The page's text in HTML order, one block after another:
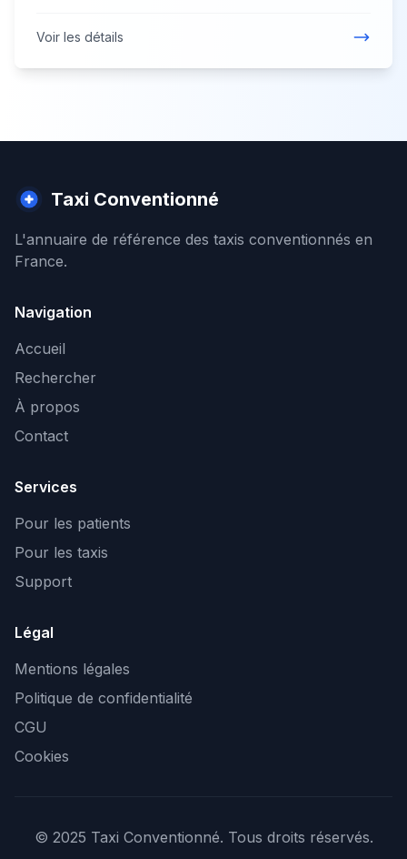
Voir les détails
Taxi Conventionné
L'annuaire de référence des taxis conventionnés en
France.
Navigation
Accueil
Rechercher
À propos
Contact
Services
Pour les patients
Pour les taxis
Support
Légal
Mentions légales
Politique de confidentialité
CGU
Cookies
© 2025 Taxi Conventionné. Tous droits réservés.